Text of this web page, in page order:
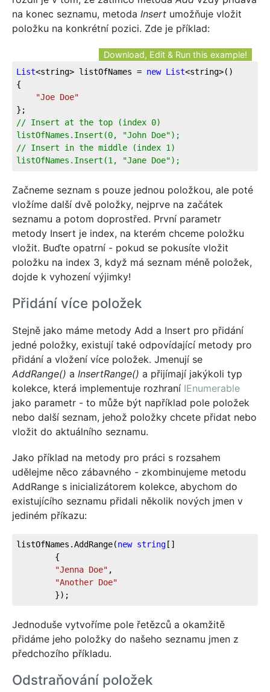
na konec seznamu, metoda Insert umožňuje vložit
položku na konkrétní pozici. Zde je příklad:
Download, Edit & Run this example!
List<string> listOfNames = new List<string>()
{
"Joe Doe"
};
// Insert at the top (index 0)
listOfNames.Insert(0, "John Doe");
// Insert in the middle (index 1)
listOfNames.Insert(1, "Jane Doe");
Začneme seznam s pouze jednou položkou, ale poté
vložíme další dvě položky, nejprve na začátek
seznamu a potom doprostřed. První parametr
metody Insert je index, na kterém chceme položku
vložit. Buďte opatrní - pokud se pokusíte vložit
položku na index 3, když má seznam méně položek,
dojde k vyhození výjimky!
Přidání více položek
Stejně jako máme metody Add a Insert pro přidání
jedné položky, existují také odpovídající metody pro
přidání a vložení více položek. Jmenují se
AddRange() a InsertRange() a přijímají jakýkoli typ
kolekce, která implementuje rozhraní IEnumerable
jako parametr - to může být například pole položek
nebo další seznam, jehož položky chcete přidat nebo
vložit do aktuálního seznamu.
Jako příklad na metody pro práci s rozsahem
udělejme něco zábavného - zkombinujeme metodu
AddRange s inicializátorem kolekce, abychom do
existujícího seznamu přidali několik nových jmen v
jediném příkazu:
listOfNames.AddRange(new string []
        {
"Jenna Doe" ,
"Another Doe"
        });
Jednoduše vytvoříme pole řetězců a okamžitě
přidáme jeho položky do našeho seznamu jmen z
předchozího příkladu.
Odstraňování položek